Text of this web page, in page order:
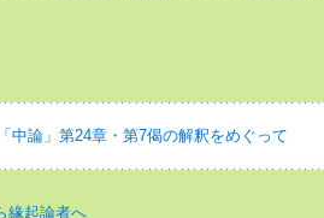
中論」第24章・第7偈の解釈をめぐって
緣起論者へ